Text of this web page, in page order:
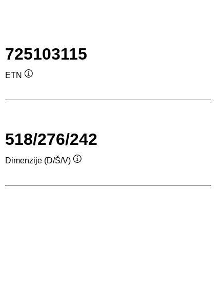
725103115
ETN
518/276/242
Dimenzije (D/Š/V)